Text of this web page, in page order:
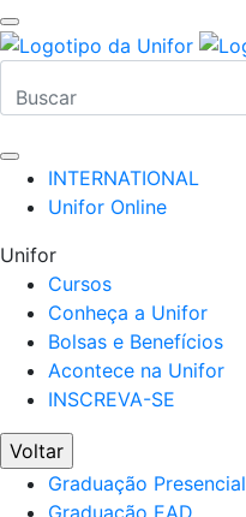
INTERNATIONAL
Unifor Online
Unifor
Cursos
Conheça a Unifor
Bolsas e Benefícios
Acontece na Unifor
INSCREVA-SE
Voltar
Graduação Presencial